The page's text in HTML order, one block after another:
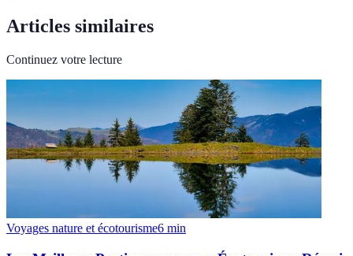
Articles similaires
Continuez votre lecture
Voyages nature et écotourisme6 min